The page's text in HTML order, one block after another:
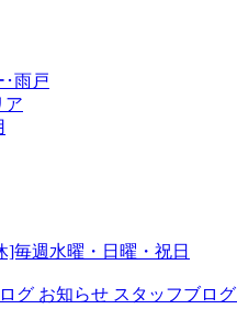
･雨戸
ア
]毎週水曜・日曜・祝日
グ お知らせ スタッフブログ